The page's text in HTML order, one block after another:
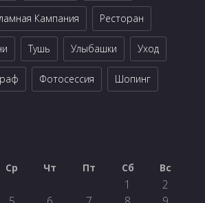
Кампания Ресторан
Тушь Улыбашки Уход
Фотосессия Шопинг
Ср Чт Пт Сб Вс
1
2